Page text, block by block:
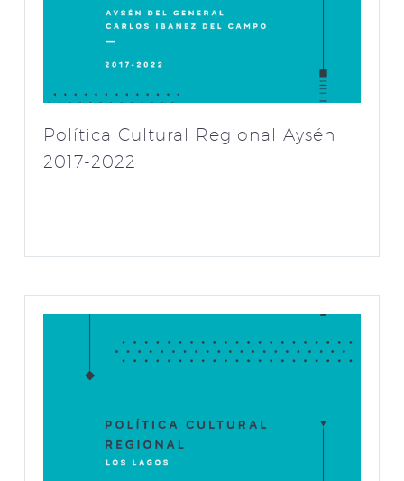
Política Cultural Regional Aysén
2017-2022